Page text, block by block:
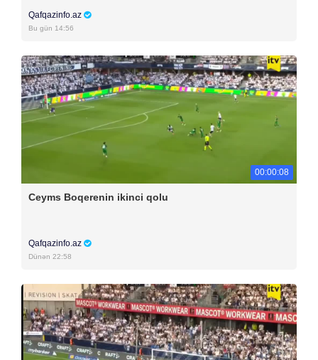
Qafqazinfo.az
Bu gün 14:56
00:00:08
Ceyms Boqerenin ikinci qolu
Qafqazinfo.az
Dünən 22:58